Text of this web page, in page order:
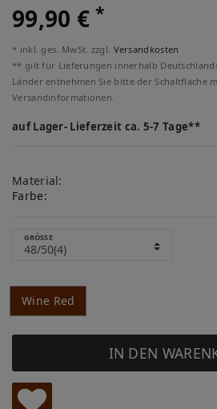
99,90 €*
* inkl. ges. MwSt. zzgl. Versandkosten
** gilt für Lieferungen innerhalb
Länder entnehmen Sie bitte der Schaltfläche
Versandinformationen.
auf Lager- Lieferzeit ca. 5-7 Tage**
Material:
Farbe:
GRÖSSE
Wine Red
IN DEN